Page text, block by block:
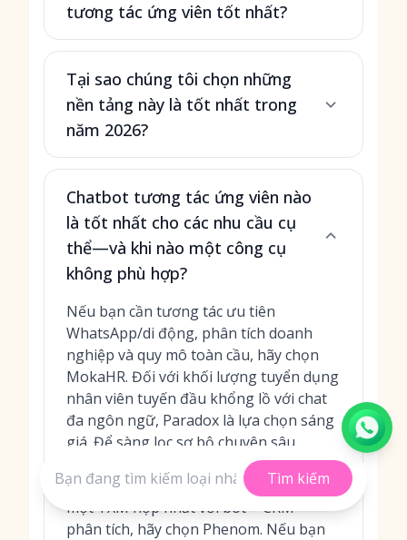
tương tác ứng viên tốt nhất?
Tại sao chúng tôi chọn những
nền tảng này là tốt nhất trong
năm 2026?
Chatbot tương tác ứng viên nào
là tốt nhất cho các nhu cầu cụ
thể—và khi nào một công cụ
không phù hợp?
Nếu bạn cần tương tác ưu tiên
WhatsApp/di động, phân tích doanh
nghiệp và quy mô toàn cầu, hãy chọn
MokaHR. Đối với khối lượng tuyển dụng
nhân viên tuyến đầu khổng lồ với chat
đa ngôn ngữ, Paradox là lựa chọn sáng
giá. Để sàng lọc sơ bộ chuyên sâu,
giống người thật và tái tương tác, hãy
cân nhắc Mya (Harver). Nếu bạn muốn
một TXM hợp nhất với bot + CRM +
phân tích, hãy chọn Phenom. Nếu bạn
Tìm kiếm